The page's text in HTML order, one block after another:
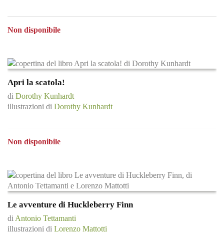
Non disponibile
Apri la scatola!
di Dorothy Kunhardt
illustrazioni di Dorothy Kunhardt
Non disponibile
Le avventure di Huckleberry Finn
diAntonio Tettamanti
illustrazioni di Lorenzo Mattotti